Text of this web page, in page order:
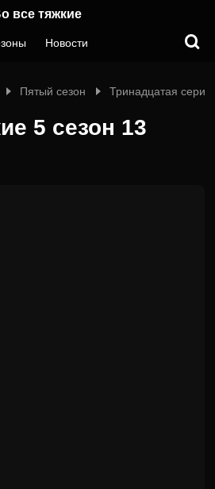
все тяжкие
Новости
Пятый сезон Тринадцатая серия
5 сезон 13